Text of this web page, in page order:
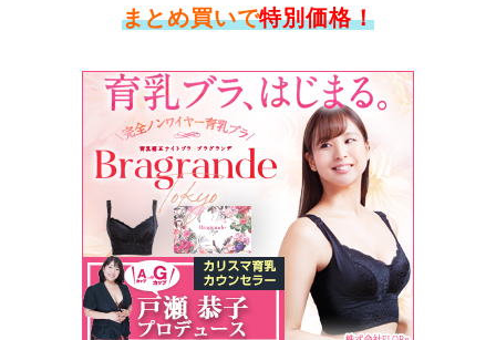
まとめ買いで特別価格！